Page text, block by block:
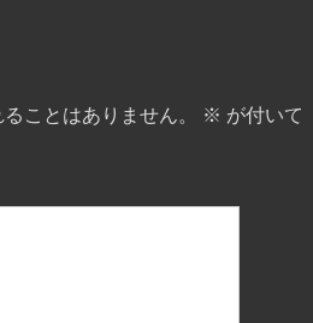
ことはありません。 ※ が付いて